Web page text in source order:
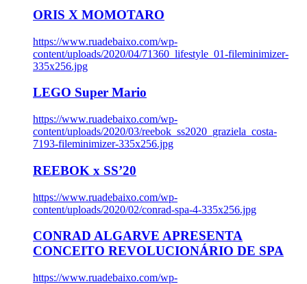
ORIS X MOMOTARO
https://www.ruadebaixo.com/wp-
content/uploads/2020/04/71360_lifestyle_01-fileminimizer-
335x256.jpg
LEGO Super Mario
https://www.ruadebaixo.com/wp-
content/uploads/2020/03/reebok_ss2020_graziela_costa-
7193-fileminimizer-335x256.jpg
REEBOK x SS’20
https://www.ruadebaixo.com/wp-
content/uploads/2020/02/conrad-spa-4-335x256.jpg
CONRAD ALGARVE APRESENTA
CONCEITO REVOLUCIONÁRIO DE SPA
https://www.ruadebaixo.com/wp-